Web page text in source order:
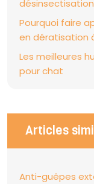
Pourquoi faire
en dératisation
Les meilleures
pour chat
Articles
Anti-guêpes